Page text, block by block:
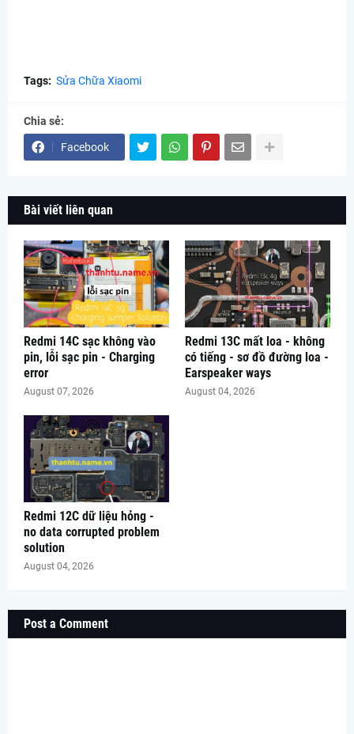
Tags: Sửa Chữa Xiaomi
Chia sẻ:
Facebook
Bài viết liên quan
Redmi 14C sạc không vào
pin, lỗi sạc pin - Charging
error
August 07, 2026
Redmi 13C mất loa - không
có tiếng - sơ đồ đường loa -
Earspeaker ways
August 04, 2026
Redmi 12C dữ liệu hỏng -
no data corrupted problem
solution
August 04, 2026
Post a Comment